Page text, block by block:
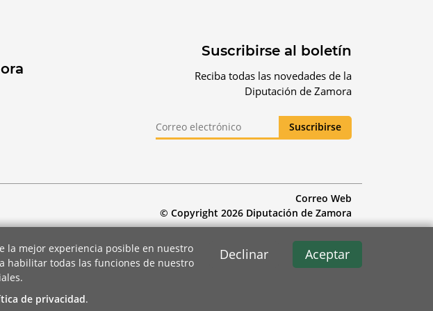
Suscribirse al boletín
Reciba todas las novedades de la
Diputación de Zamora
Correo Web
© Copyright 2026 Diputación de Zamora
Declinar Aceptar
la mejor experiencia posible en nuestro
habilitar todas las funciones de nuestro
de privacidad.